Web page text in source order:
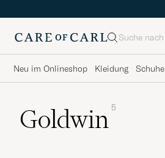
Suche
Neu im Onlineshop Kleidung Schuhe
Goldwin 5